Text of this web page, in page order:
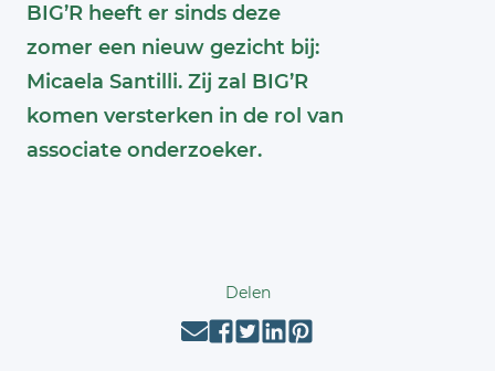
BIG’R heeft er sinds deze
zomer een nieuw gezicht bij:
Micaela Santilli. Zij zal BIG’R
komen versterken in de rol van
associate onderzoeker.
Delen